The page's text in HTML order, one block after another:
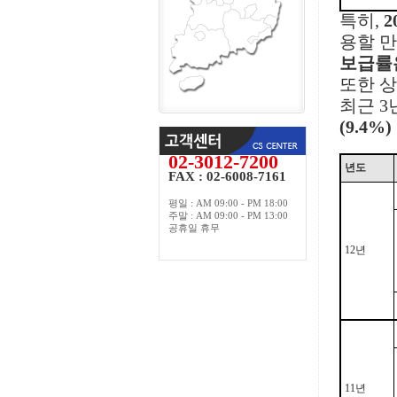
02-3012-7200
FAX : 02-6008-7161
평일 : AM 09:00 - PM 18:00
주말 : AM 09:00 - PM 13:00
공휴일 휴무
특히,
용할
보급
또한
최근 3
(9.4%)
년도
12년
11년